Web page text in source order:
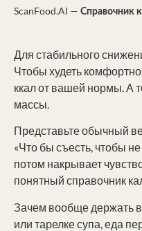
ScanFood.AI — Справочник
Для стабильного
Чтобы худеть
ккал от вашей нормы. А
массы.
Представьте обычный
«Что бы съесть, чтобы
потом накрывает
понятный справочник
Зачем вообще держать в
или тарелке супа, еда